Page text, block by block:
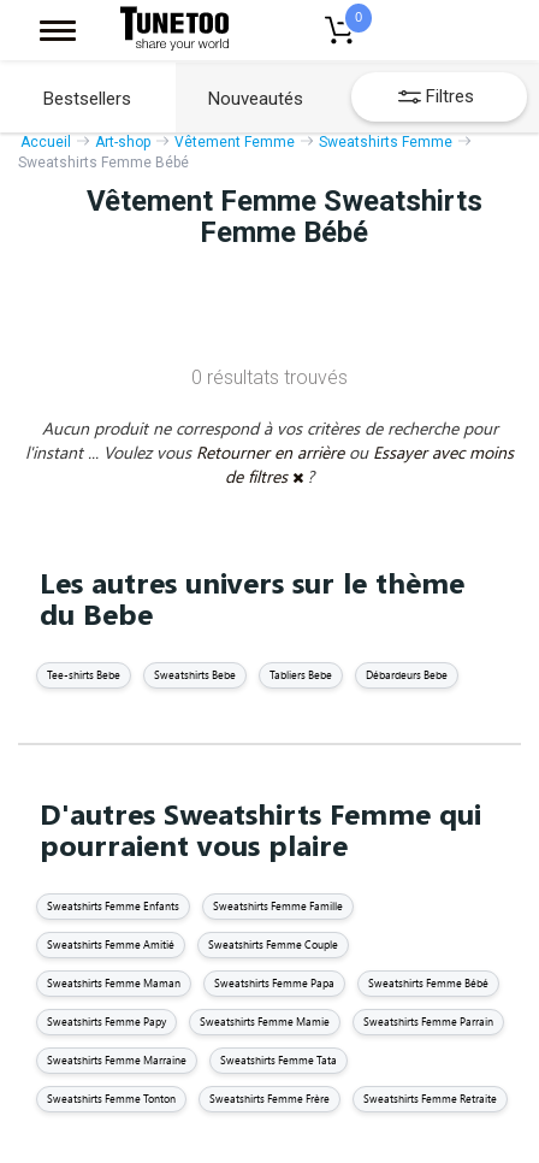
0
Bestsellers Nouveautés Filtres
Accueil Art-shop Vêtement Femme
Sweatshirts Femme
Sweatshirts Femme Bébé
Vêtement Femme Sweatshirts
Femme Bébé
0 résultats trouvés
Aucun produit ne correspond à vos critères de recherche pour
l'instant ... Voulez vous Retourner en arrière ou Essayer avec moins
de filtres
?
Les autres univers sur le thème
du Bebe
Tee-shirts Bebe Sweatshirts Bebe Tabliers Bebe Débardeurs Bebe
D'autres Sweatshirts Femme qui
pourraient vous plaire
Sweatshirts Femme Enfants Sweatshirts Femme Famille
Sweatshirts Femme Amitié Sweatshirts Femme Couple
Sweatshirts Femme Maman Sweatshirts Femme Papa Sweatshirts Femme Bébé
Sweatshirts Femme Papy Sweatshirts Femme Mamie Sweatshirts Femme Parrain
Sweatshirts Femme Marraine Sweatshirts Femme Tata
Sweatshirts Femme Tonton Sweatshirts Femme Frère Sweatshirts Femme Retraite